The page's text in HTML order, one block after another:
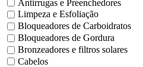
Antirrugas e Preenchedores
Limpeza e Esfoliação
Bloqueadores de Carboidratos
Bloqueadores de Gordura
Bronzeadores e filtros solares
Cabelos